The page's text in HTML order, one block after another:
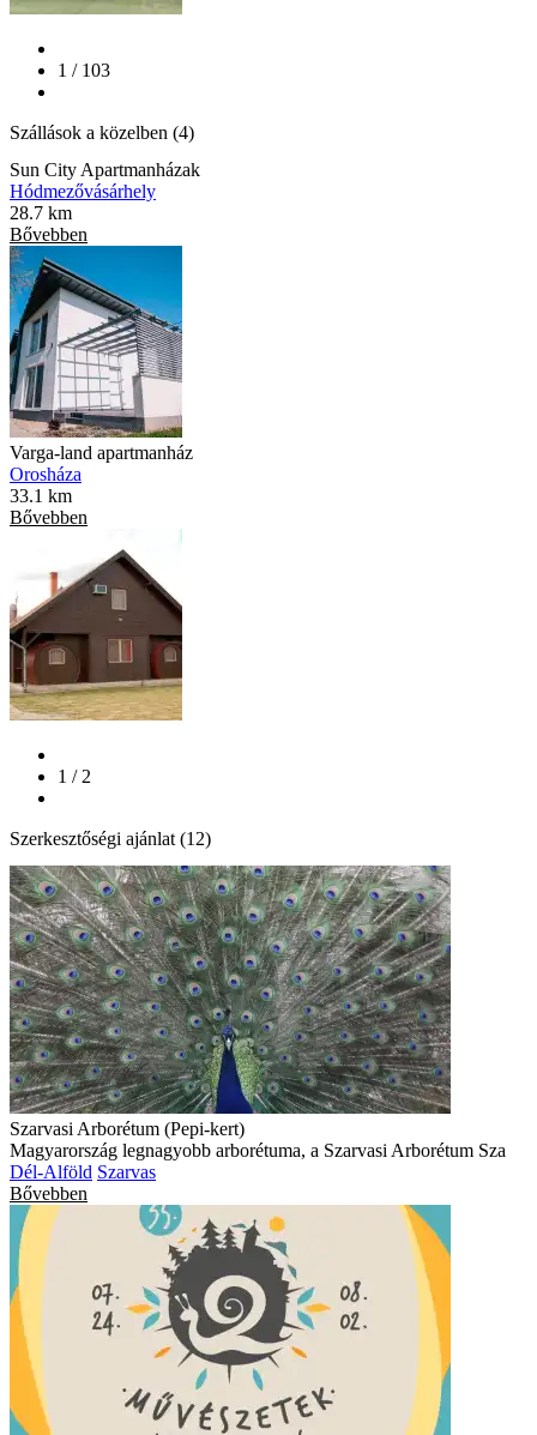
1 / 103
Szállások a közelben (4)
Sun City Apartmanházak
Hódmezővásárhely
28.7 km
Bővebben
Varga-land apartmanház
Orosháza
33.1 km
Bővebben
1 / 2
Szerkesztőségi ajánlat (12)
Szarvasi Arborétum (Pepi-kert)
Magyarország legnagyobb arborétuma, a Szarvasi Arborétum Sza
Dél-Alföld Szarvas
Bővebben